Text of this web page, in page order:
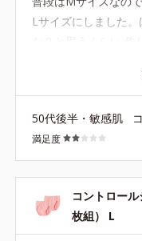
Lサイズにしました
50代後半・敏感肌
満足度
コントロー
枚組） L